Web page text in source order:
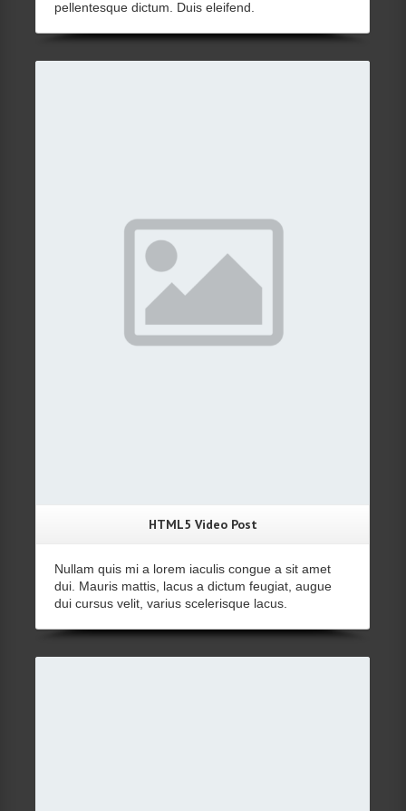
pellentesque dictum. Duis eleifend.
HTML5 Video Post
Nullam quis mi a lorem iaculis congue a sit amet
dui. Mauris mattis, lacus a dictum feugiat, augue
dui cursus velit, varius scelerisque lacus.